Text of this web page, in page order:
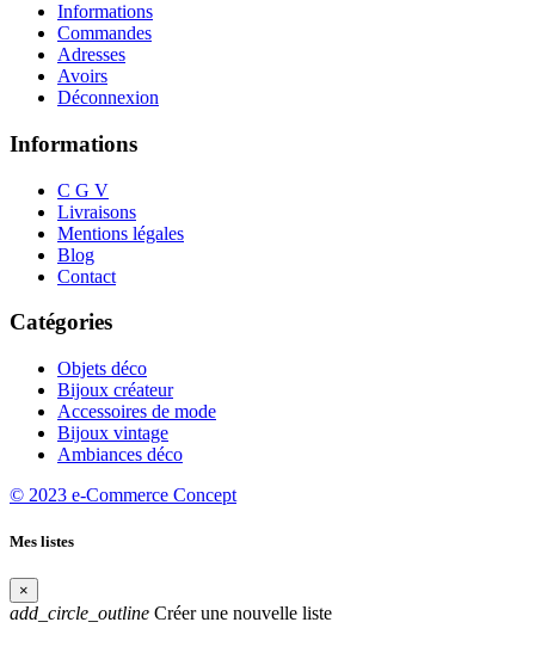
Informations
Commandes
Adresses
Avoirs
Déconnexion
Informations
C G V
Livraisons
Mentions légales
Blog
Contact
Catégories
Objets déco
Bijoux créateur
Accessoires de mode
Bijoux vintage
Ambiances déco
© 2023 e-Commerce Concept
Mes listes
×
add_circle_outline Créer une nouvelle liste